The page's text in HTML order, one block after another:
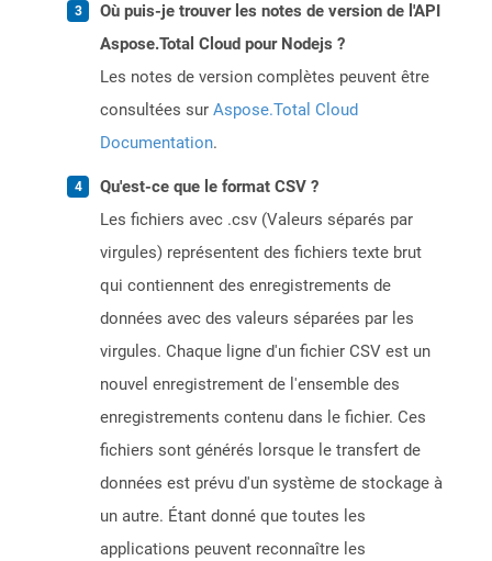
Où puis-je trouver les notes de version de l'API
Aspose.Total Cloud pour Nodejs ?
Les notes de version complètes peuvent être
consultées sur Aspose.Total Cloud
Documentation.
Qu'est-ce que le format CSV ?
Les fichiers avec .csv (Valeurs séparés par
virgules) représentent des fichiers texte brut
qui contiennent des enregistrements de
données avec des valeurs séparées par les
virgules. Chaque ligne d'un fichier CSV est un
nouvel enregistrement de l'ensemble des
enregistrements contenu dans le fichier. Ces
fichiers sont générés lorsque le transfert de
données est prévu d'un système de stockage à
un autre. Étant donné que toutes les
applications peuvent reconnaître les